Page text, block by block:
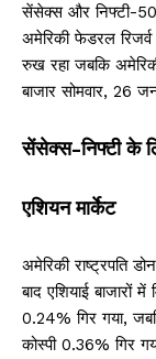
सेंसेक्स और निफ्टी-
अमेरिकी फेडरल रिजर्व
रुख रहा जबकि
बाजार सोमवार, 26
सेंसेक्स-निफ्टी के
एशियन मार्केट
अमेरिकी राष्ट्रपति
बाद एशियाई बाजारों
0.24% गिर गया,
कोस्पी 0.36% गिर